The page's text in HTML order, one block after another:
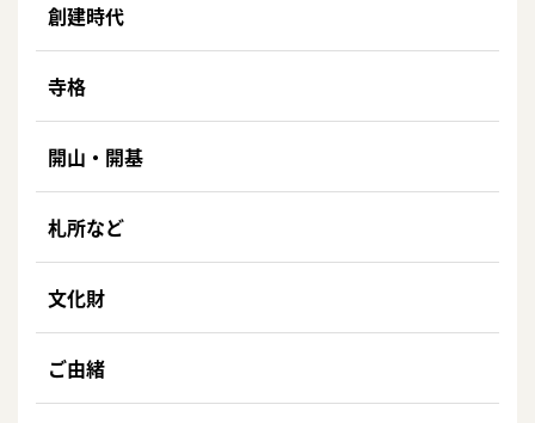
創建時代
寺格
開山・開基
札所など
文化財
ご由緒